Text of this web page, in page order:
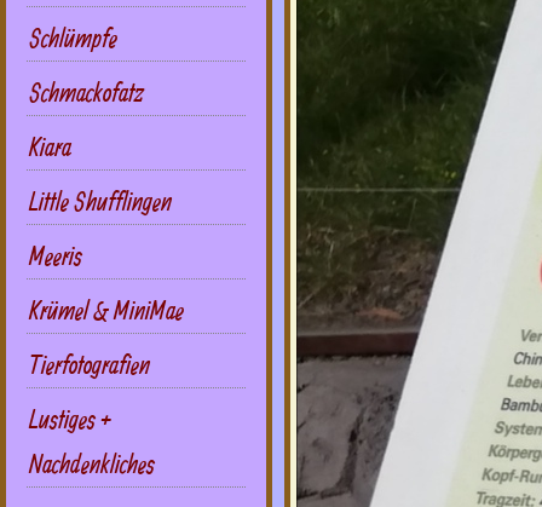
Schlümpfe
Schmackofatz
Kiara
Little Shufflingen
Meeris
Krümel & MiniMae
Tierfotografien
Lustiges +
Nachdenkliches